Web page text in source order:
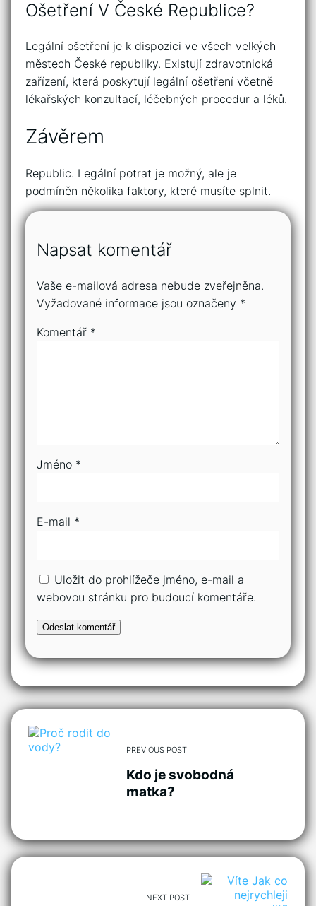
Ošetření V České Republice?
Legální ošetření je k dispozici ve všech velkých
městech České republiky. Existují zdravotnická
zařízení, která poskytují legální ošetření včetně
lékařských konzultací, léčebných procedur a léků.
Závěrem
Republic. Legální potrat je možný, ale je
podmíněn několika faktory, které musíte splnit.
Napsat komentář
Vaše e-mailová adresa nebude zveřejněna.
Vyžadované informace jsou označeny *
Komentář *
Jméno *
E-mail *
Uložit do prohlížeče jméno, e-mail a
webovou stránku pro budoucí komentáře.
PREVIOUS POST
Kdo je svobodná
matka?
NEXT POST